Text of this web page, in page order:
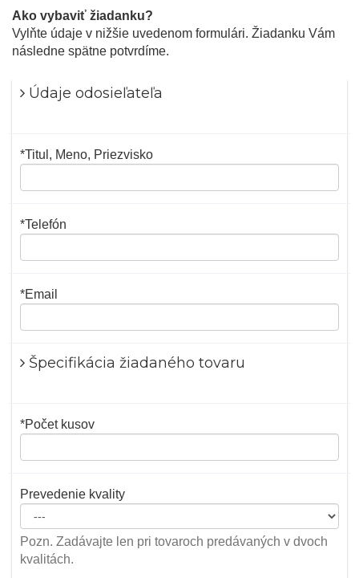
Ako vybaviť žiadanku?
Vylňte údaje v nižšie uvedenom formulári. Žiadanku Vám
následne spätne potvrdíme.
Údaje odosieľateľa
*Titul, Meno, Priezvisko
*Telefón
*Email
Špecifikácia žiadaného tovaru
*Počet kusov
Prevedenie kvality
Pozn. Zadávajte len pri tovaroch predávaných v dvoch
kvalitách.